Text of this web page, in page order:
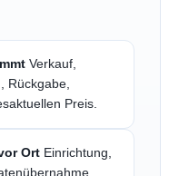
Verkauf,
Rückgabe,
Preis.
Ort Einrichtung,